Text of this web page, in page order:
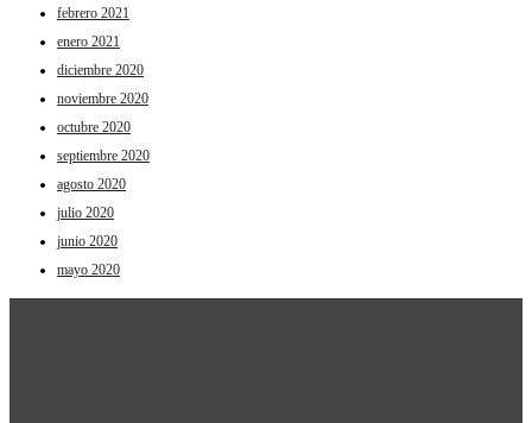
febrero 2021
enero 2021
diciembre 2020
noviembre 2020
octubre 2020
septiembre 2020
agosto 2020
julio 2020
junio 2020
mayo 2020